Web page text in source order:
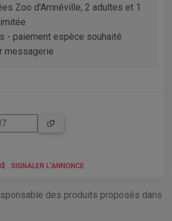
Zoo d'Amnéville, 2 adultes et 1
- paiement espèce souhaité
messagerie
SIGNALER L'ANNONCE
des produits proposés dans